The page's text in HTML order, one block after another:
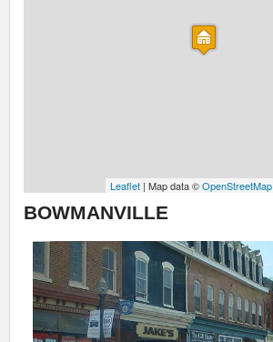
Leaflet | Map data ©OpenStreetMap
BOWMANVILLE